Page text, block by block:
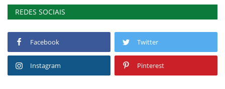
REDES SOCIAIS
Facebook Twitter
Instagram Pinterest